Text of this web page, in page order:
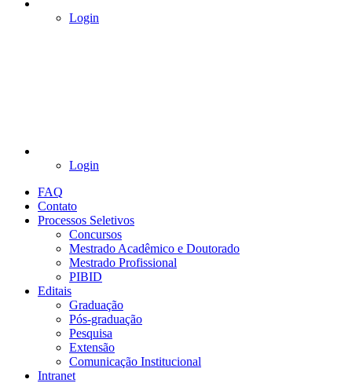
Login
Login
FAQ
Contato
Processos Seletivos
Concursos
Mestrado Acadêmico e Doutorado
Mestrado Profissional
PIBID
Editais
Graduação
Pós-graduação
Pesquisa
Extensão
Comunicação Institucional
Intranet